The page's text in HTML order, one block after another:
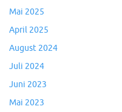
Mai 2025
April 2025
August 2024
Juli 2024
Juni 2023
Mai 2023